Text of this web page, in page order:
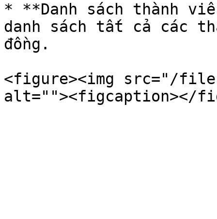
* **Danh sách thành
danh sách tất cả các
đồng.
<figure><img src="/